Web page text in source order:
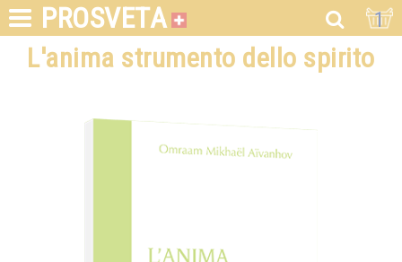
PROSVETA 1
L'anima strumento dello spirito